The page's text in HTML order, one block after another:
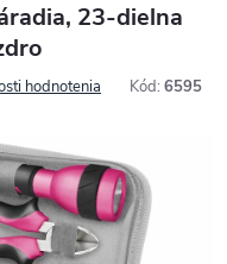
23-dielna
hodnotenia Kód: 6595